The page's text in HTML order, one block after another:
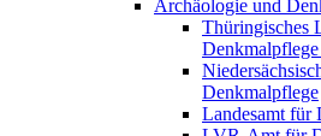
Archäologie und
Thüringisches
Denkmalpflege
Landesamt für